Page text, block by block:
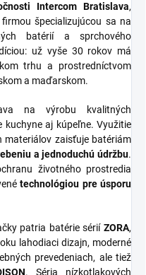
Intercom Bratislava,
špecializujúcou sa na
batérií a sprchového
už vyše 30 rokov má
trhu a prostredníctvom
a maďarskom.
na výrobu kvalitných
aj kúpeľne. Využitie
materiálov zaisťuje batériám
a jednoduchú údržbu.
životného prostredia
technológiou pre úsporu
patria batérie sérií ZORA,
lahodiaci dizajn, moderné
prevedeniach, ale tiež
. Séria nízkotlakových